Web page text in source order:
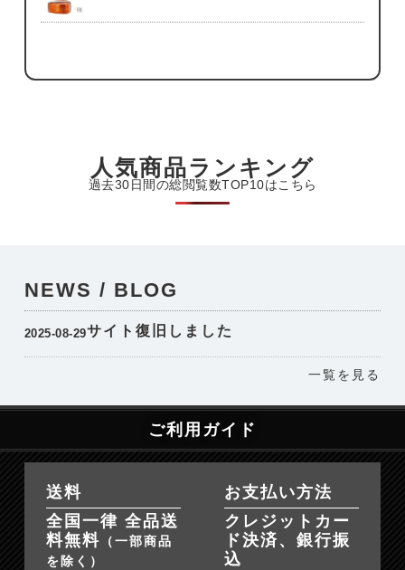
人気商品ランキング
過去30日間の総閲覧数TOP10はこちら
NEWS / BLOG
2025-08-29サイト復旧しました
一覧を見る
ご利用ガイド
送料
全国一律 全品送
料無料 （一部商品
を除く）
お支払い方法
クレジットカー
ド決済、銀行振
込